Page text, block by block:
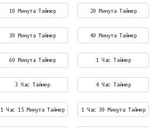
10 Минута Таймер 20 Минута Таймер
30 Минута Таймер 40 Минута Таймер
60 Минута Таймер 1 Час Таймер
3 Час Таймер 4 Час Таймер
1 Час 15 Минута Таймер 1 Час 30 Минута Таймер